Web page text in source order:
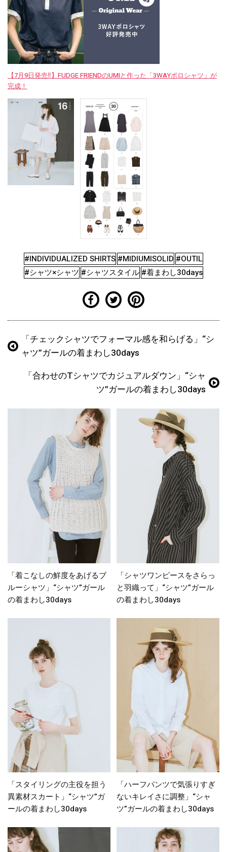
【7月9日発売‼︎】FUDGE FRIENDのUMIと作った「3WAYポロシャツ」が
完成！
#INDIVIDUALIZED SHIRTS #MIDIUMISOLID #OUTIL
#シャツ×シャツ #シャツスタイル #着まわし30days
「チェックシャツでフォーマル感を和らげる」“シ
ャツ”ガールの着まわし30days
「合わせのTシャツでカジュアルダウン」“シャ
ツ”ガールの着まわし30days
「着こなしの鮮度をあげるブ
ルーシャツ」“シャツ”ガール
の着まわし30days
「シャツワンピースをさらっ
と羽織って」“シャツ”ガール
の着まわし30days
「スタイリングの主役を担う
異素材スカート」“シャツ”ガ
ールの着まわし30days
「ハーフパンツで気張りすぎ
ないキレイさに調整」“シャ
ツ”ガールの着まわし30days